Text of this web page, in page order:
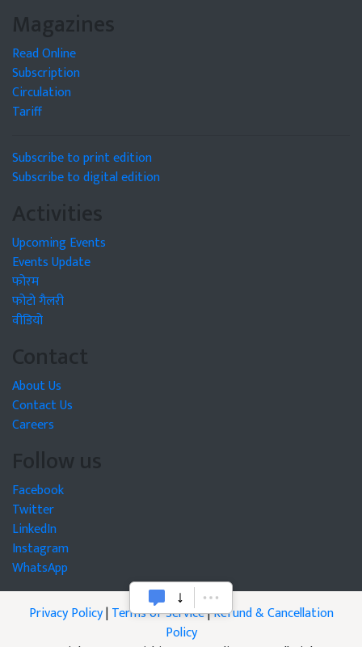
Magazines
Read Online
Subscription
Circulation
Tariff
Subscribe to print edition
Subscribe to digital edition
Activities
Upcoming Events
Events Update
फोरम
फोटो गैलरी
वीडियो
Contact
About Us
Contact Us
Careers
Follow us
Facebook
Twitter
LinkedIn
Instagram
WhatsApp
Privacy Policy|Terms of Service|Refund & Cancellation
Policy